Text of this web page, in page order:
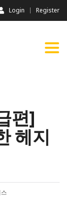
Login Register
편]
헤지